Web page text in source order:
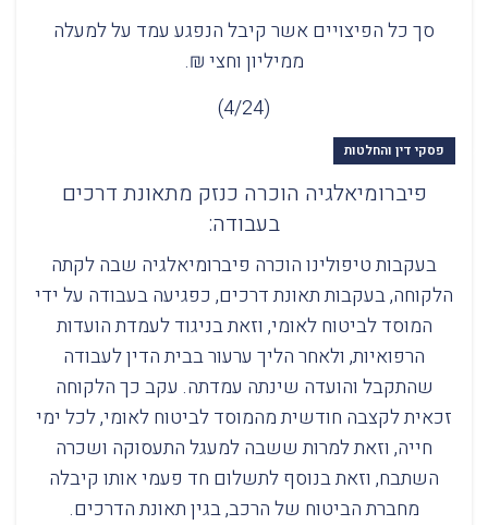
סך כל הפיצויים אשר קיבל הנפגע עמד על למעלה
ממיליון וחצי ₪.
(4/24)
פסקי דין והחלטות
פיברומיאלגיה הוכרה כנזק מתאונת דרכים
בעבודה:
בעקבות טיפולינו הוכרה פיברומיאלגיה שבה לקתה
הלקוחה, בעקבות תאונת דרכים, כפגיעה בעבודה על ידי
המוסד לביטוח לאומי, וזאת בניגוד לעמדת הועדות
הרפואיות, ולאחר הליך ערעור בבית הדין לעבודה
שהתקבל והועדה שינתה עמדתה. עקב כך הלקוחה
זכאית לקצבה חודשית מהמוסד לביטוח לאומי, לכל ימי
חייה, וזאת למרות ששבה למעגל התעסוקה ושכרה
השתבח, וזאת בנוסף לתשלום חד פעמי אותו קיבלה
מחברת הביטוח של הרכב, בגין תאונת הדרכים.